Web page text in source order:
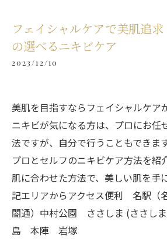
フェイシャルケアで美肌追
の選べるニキビケア
2023/12/10
美肌を目指すならフェイシャルケア
ニキビが気になる方は、プロにお任
法ですが、自分で行うこともできま
プロとセルフのニキビケア方法を紹
肌に合わせた方法で、美しい肌を手
記エリアからアクセス便利 名駅（
閤通）中村公園 ささしま (ささ
島 本陣 岩塚